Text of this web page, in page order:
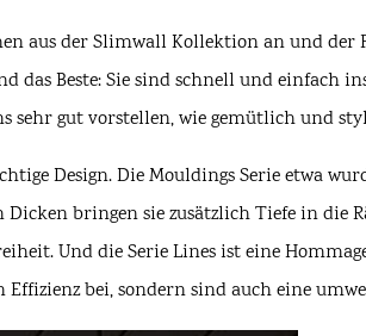
aus der Slimwall Kollektion an und der
das Beste: Sie sind schnell und einfach
gut vorstellen, wie gemütlich und
Design. Die Mouldings Serie etwa
bringen sie zusätzlich Tiefe in die
Und die Serie Lines ist eine
bei, sondern sind auch eine